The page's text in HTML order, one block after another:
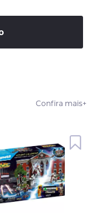
Confira mais+